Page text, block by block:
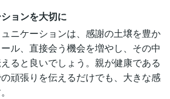
ョンを大切に
ニケーションは、感謝の土壌を豊か
ル、直接会う機会を増やし、その中
ると良いでしょう。親が健康である
頑張りを伝えるだけでも、大きな感